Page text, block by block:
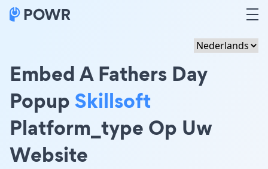
Embed A Fathers Day
PopupSkillsoft
Platform_type Op Uw
Website